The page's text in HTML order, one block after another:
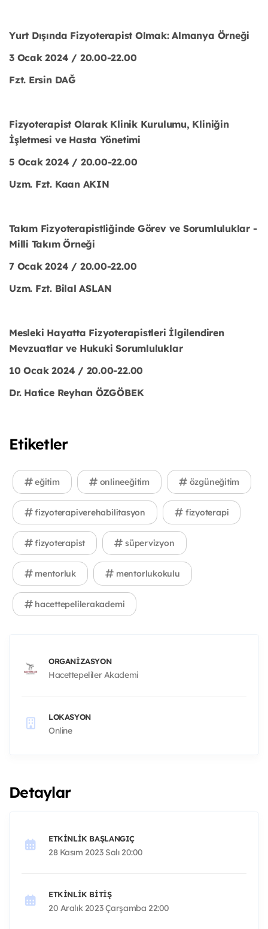
Yurt Dışında Fizyoterapist Olmak: Almanya Örneği
3 Ocak 2024 / 20.00-22.00
Fzt. Ersin DAĞ
Fizyoterapist Olarak Klinik Kurulumu, Kliniğin
İşletmesi ve Hasta Yönetimi
5 Ocak 2024 / 20.00-22.00
Uzm. Fzt. Kaan AKIN
Takım Fizyoterapistliğinde Görev ve Sorumluluklar -
Milli Takım Örneği
7 Ocak 2024 / 20.00-22.00
Uzm. Fzt. Bilal ASLAN
Mesleki Hayatta Fizyoterapistleri İlgilendiren
Mevzuatlar ve Hukuki Sorumluluklar
10 Ocak 2024 / 20.00-22.00
Dr. Hatice Reyhan ÖZGÖBEK
Etiketler
eğitim onlineeğitim özgüneğitim
fizyoterapiverehabilitasyon fizyoterapi
fizyoterapist süpervizyon
mentorluk mentorlukokulu
hacettepelilerakademi
ORGANIZASYON
Hacettepeliler Akademi
LOKASYON
Online
Detaylar
ETKINLIK BAŞLANGIÇ
28 Kasım 2023 Salı 20:00
ETKINLIK BITIŞ
20 Aralık 2023 Çarşamba 22:00